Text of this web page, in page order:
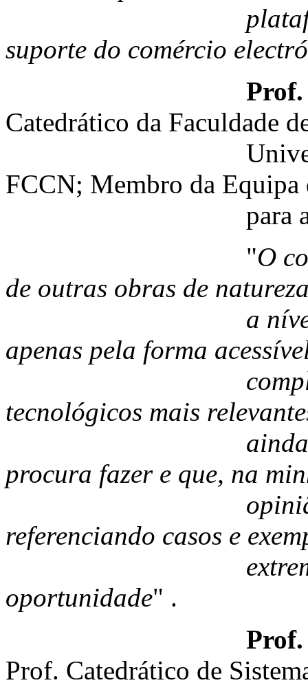
plataformas
suporte do comércio
Prof.
Catedrático da Faculdade
Universidade de
FCCN; Membro da Equipa
para a
"O
de outras obras de
a nível nacional
apenas pela forma
completa como
tecnológicos mais
ainda pelo
procura fazer e que, na
opinião, faz
referenciando casos e
extrema
oportunidade" .
Prof. Catedrático de